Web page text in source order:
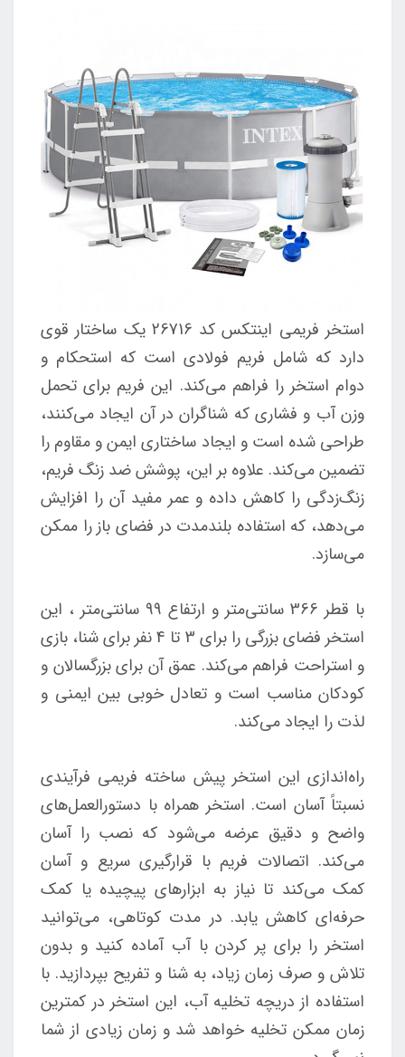
استخر فریمی اینتکس کد 26716 یک ساختار قوی
دارد که شامل فریم فولادی است که استحکام و
دوام استخر را فراهم می‌کند. این فریم برای تحمل
وزن آب و فشاری که شناگران در آن ایجاد می‌کنند،
طراحی شده است و ایجاد ساختاری ایمن و مقاوم را
تضمین می‌کند. علاوه بر این، پوشش ضد زنگ فریم،
زنگ‌زدگی را کاهش داده و عمر مفید آن را افزایش
می‌دهد، که استفاده بلندمدت در فضای باز را ممکن
می‌سازد.
با قطر 366 سانتی‌متر و ارتفاع 99 سانتی‌متر ، این
استخر فضای بزرگی را برای 3 تا 4 نفر برای شنا، بازی
و استراحت فراهم می‌کند. عمق آن برای بزرگسالان و
کودکان مناسب است و تعادل خوبی بین ایمنی و
لذت را ایجاد می‌کند.
راه‌اندازی این استخر پیش ساخته فریمی فرآیندی
نسبتاً آسان است. استخر همراه با دستورالعمل‌های
واضح و دقیق عرضه می‌شود که نصب را آسان
می‌کند. اتصالات فریم با قرارگیری سریع و آسان
کمک می‌کند تا نیاز به ابزارهای پیچیده یا کمک
حرفه‌ای کاهش یابد. در مدت کوتاهی، می‌توانید
استخر را برای پر کردن با آب آماده کنید و بدون
تلاش و صرف زمان زیاد، به شنا و تفریح بپردازید. با
استفاده از دریچه تخلیه آب، این استخر در کمترین
زمان ممکن تخلیه خواهد شد و زمان زیادی از شما